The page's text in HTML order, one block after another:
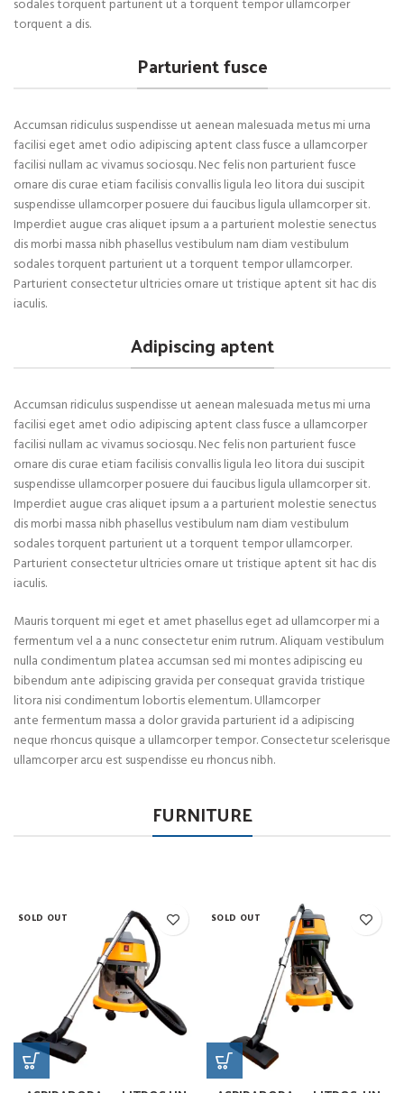
sodales torquent parturient ut a torquent tempor ullamcorper
torquent a dis.
Parturient fusce
Accumsan ridiculus suspendisse ut aenean malesuada metus mi urna
facilisi eget amet odio adipiscing aptent class fusce a ullamcorper
facilisi nullam ac vivamus sociosqu. Nec felis non parturient fusce
ornare dis curae etiam facilisis convallis ligula leo litora dui suscipit
suspendisse ullamcorper posuere dui faucibus ligula ullamcorper sit.
Imperdiet augue cras aliquet ipsum a a parturient molestie senectus
dis morbi massa nibh phasellus vestibulum nam diam vestibulum
sodales torquent parturient ut a torquent tempor ullamcorper.
Parturient consectetur ultricies ornare ut tristique aptent sit hac dis
iaculis.
Adipiscing aptent
Accumsan ridiculus suspendisse ut aenean malesuada metus mi urna
facilisi eget amet odio adipiscing aptent class fusce a ullamcorper
facilisi nullam ac vivamus sociosqu. Nec felis non parturient fusce
ornare dis curae etiam facilisis convallis ligula leo litora dui suscipit
suspendisse ullamcorper posuere dui faucibus ligula ullamcorper sit.
Imperdiet augue cras aliquet ipsum a a parturient molestie senectus
dis morbi massa nibh phasellus vestibulum nam diam vestibulum
sodales torquent parturient ut a torquent tempor ullamcorper.
Parturient consectetur ultricies ornare ut tristique aptent sit hac dis
iaculis.
Mauris torquent mi eget et amet phasellus eget ad ullamcorper mi a
fermentum vel a a nunc consectetur enim rutrum. Aliquam vestibulum
nulla condimentum platea accumsan sed mi montes adipiscing eu
bibendum ante adipiscing gravida per consequat gravida tristique
litora nisi condimentum lobortis elementum. Ullamcorper
ante fermentum massa a dolor gravida parturient id a adipiscing
neque rhoncus quisque a ullamcorper tempor. Consectetur scelerisque
ullamcorper arcu est suspendisse eu rhoncus nibh.
FURNITURE
SOLD OUT SOLD OUT